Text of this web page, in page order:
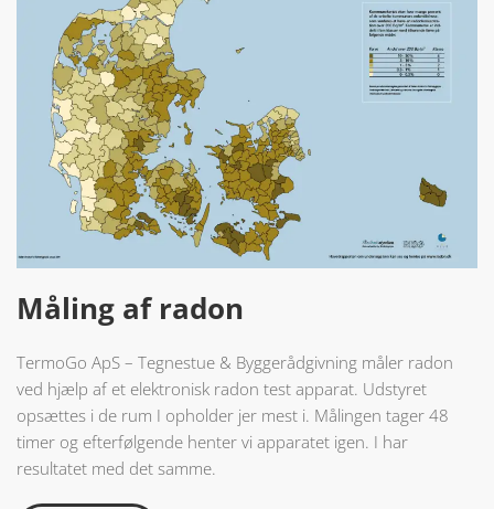
Måling af radon
TermoGo ApS – Tegnestue & Byggerådgivning måler radon
ved hjælp af et elektronisk radon test apparat. Udstyret
opsættes i de rum I opholder jer mest i. Målingen tager 48
timer og efterfølgende henter vi apparatet igen. I har
resultatet med det samme.